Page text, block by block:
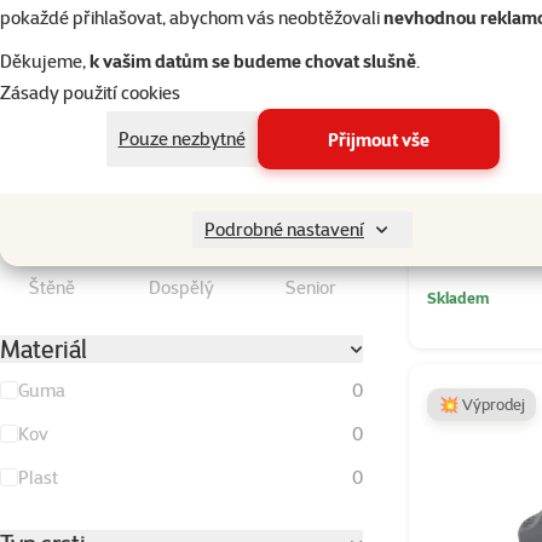
pokaždé přihlašovat, abychom vás neobtěžovalinevhodnou
Děkujeme,k vašim datům se budeme chovat slušně.
Zásady použití cookies
Pouze nezbytné
Přijmout vše
Podrobné nastavení
Střední
Velký
Obří
Štěně Dospělý Senior
Materiál
Guma
0
Kov
0
Plast
0
Nástavec
Skladem
💥 Výprodej